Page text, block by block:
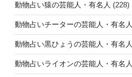
動物占い猿の芸能人・有名人 (228)
動物占いチーターの芸能人・有名人
動物占い黒ひょうの芸能人・有名人
動物占いライオンの芸能人・有名人